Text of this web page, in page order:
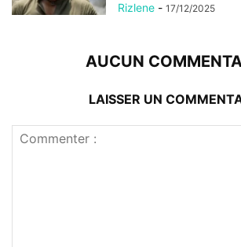
Rizlene - 17/12/2025
AUCUN
LAISSER UN